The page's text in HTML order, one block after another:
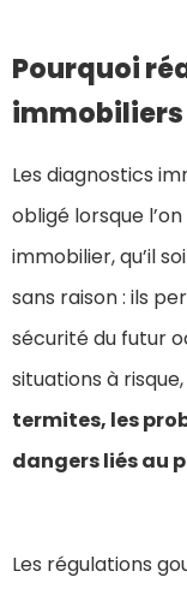
Pourquoi
immobiliers
Les diagnostics
obligé lorsque
immobilier, qu’il
sans raison : ils
sécurité du futur
situations à
termites, les
dangers liés au
Les régulations